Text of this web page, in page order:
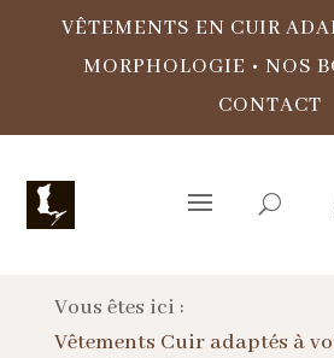
VÊTEMENTS EN CUIR
MORPHOLOGIE • NOS
CONTACT
Vous êtes ici :
Vêtements Cuir adaptés à